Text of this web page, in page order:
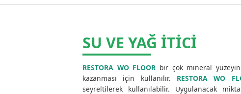
SU VE YAĞ İTICI
RESTORA WO FLOOR bir çok mineral
kazanması için kullanılır. RESTORA WO
seyreltilerek kullanılabilir. Uygulanacak